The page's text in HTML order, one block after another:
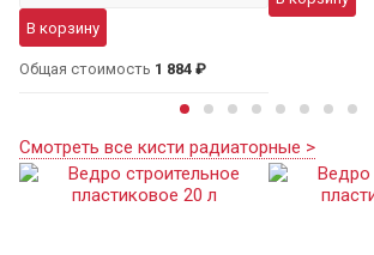
В корзину
Общая стоимость 1 884 ₽
Смотреть все кисти радиаторные >